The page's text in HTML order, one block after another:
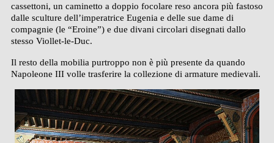
cassettoni, un caminetto a doppio focolare reso ancora più fastoso
dalle sculture dell’imperatrice Eugenia e delle sue dame di
compagnie (le “Eroine”) e due divani circolari disegnati dallo
stesso Viollet-le-Duc.
Il resto della mobilia purtroppo non è più presente da quando
Napoleone III volle trasferire la collezione di armature medievali.